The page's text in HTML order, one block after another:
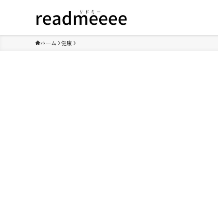
ホーム 健康